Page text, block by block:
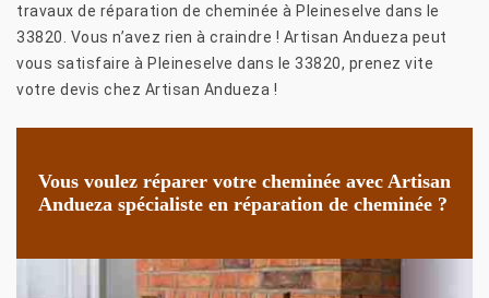
travaux de réparation de cheminée à Pleineselve dans le
33820. Vous n’avez rien à craindre ! Artisan Andueza peut
vous satisfaire à Pleineselve dans le 33820, prenez vite
votre devis chez Artisan Andueza !
Vous voulez réparer votre cheminée avec Artisan
Andueza spécialiste en réparation de cheminée ?